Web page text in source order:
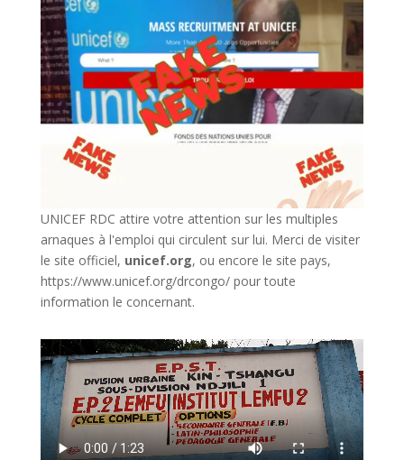
UNICEF RDC attire votre attention sur les multiples
arnaques à l'emploi qui circulent sur lui. Merci de visiter
le site officiel, unicef.org, ou encore le site pays,
https://www.unicef.org/drcongo/pour toute
information le concernant.